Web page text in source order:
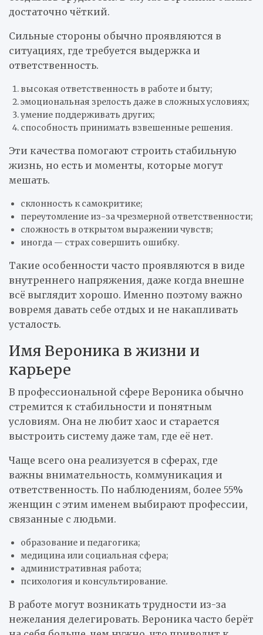
достаточно чёткий.
Сильные стороны обычно проявляются в
ситуациях, где требуется выдержка и
ответственность.
высокая ответственность в работе и быту;
эмоциональная зрелость даже в сложных условиях;
умение поддерживать других;
способность принимать взвешенные решения.
Эти качества помогают строить стабильную
жизнь, но есть и моменты, которые могут
мешать.
склонность к самокритике;
переутомление из-за чрезмерной ответственности;
сложность в открытом выражении чувств;
иногда — страх совершить ошибку.
Такие особенности часто проявляются в виде
внутреннего напряжения, даже когда внешне
всё выглядит хорошо. Именно поэтому важно
вовремя давать себе отдых и не накапливать
усталость.
Имя Вероника в жизни и
карьере
В профессиональной сфере Вероника обычно
стремится к стабильности и понятным
условиям. Она не любит хаос и старается
выстроить систему даже там, где её нет.
Чаще всего она реализуется в сферах, где
важны внимательность, коммуникация и
ответственность. По наблюдениям, более 55%
женщин с этим именем выбирают профессии,
связанные с людьми.
образование и педагогика;
медицина или социальная сфера;
административная работа;
психология и консультирование.
В работе могут возникать трудности из-за
нежелания делегировать. Вероника часто берёт